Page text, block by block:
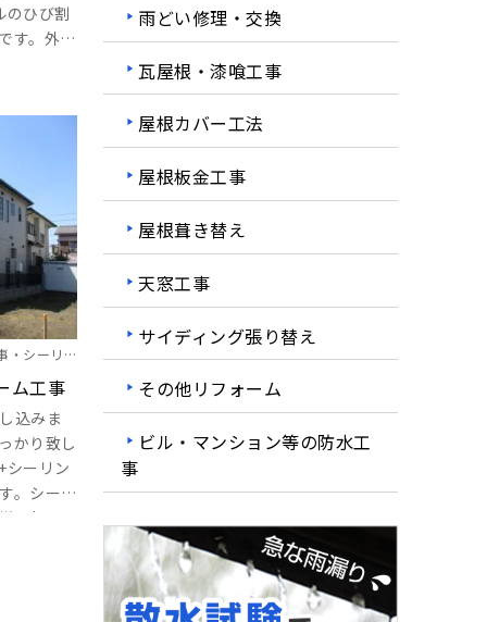
のひび割
す。外壁
ハイパー
しょ
・シーリン
装・外塀
ム工事
込みま
かり致し
シーリン
。シーリ
し打ち
雨どい修理・交換
瓦屋根・漆喰工事
屋根カバー工法
屋根板金工事
屋根葺き替え
天窓工事
サイディング張り替え
その他リフォーム
ビル・マンション等の防水工
事